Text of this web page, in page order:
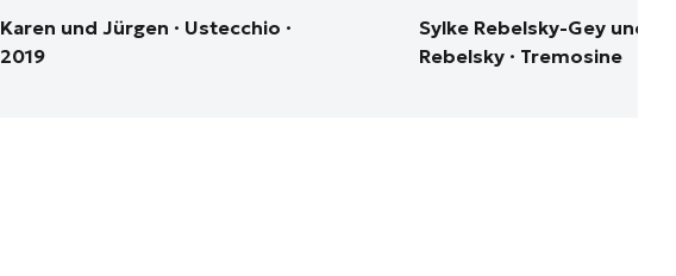
nach kurzer Zeit festgestellt, dass es
die richtige Entscheidung und unsere
Karen und Jürgen · Ustecchio ·
2019
Marisa Girardi schauten wir die
interessanten Objekte an und
uns auch recht schnell
Sylke Rebelsky-Gey und
Rebelsky · Tremosine